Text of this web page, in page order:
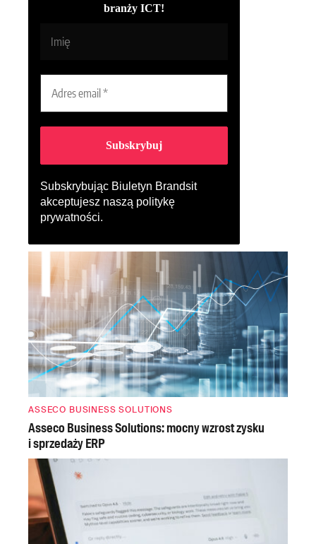
branży ICT!
Subskrybując Biuletyn Brandsit
akceptujesz naszą politykę
prywatności.
ASSECO BUSINESS SOLUTIONS
Asseco Business Solutions: mocny wzrost zysku
i sprzedaży ERP